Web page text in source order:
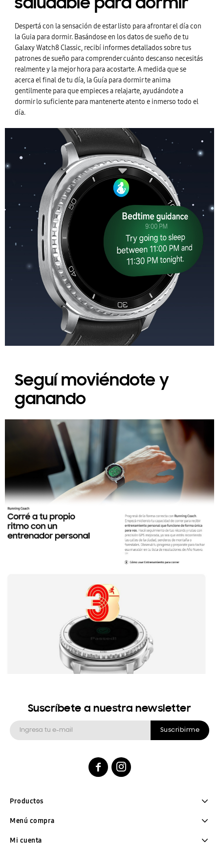
saludable para dormir
Despertá con la sensación de estar listo para afrontar el día con
la Guia para dormir. Basándose en los datos de sueño de tu
Galaxy Watch8 Classic, recibí informes detallados sobre tus
patrones de sueño para comprender cuánto descanso necesitás
realmente y la mejor hora para acostarte. A medida que se
acerca el final de tu día, la Guía para dormir te anima
gentilmente para que empieces a relajarte, ayudándote a
dormir lo suficiente para mantenerte atento e inmerso todo el
día.
Seguí moviéndote y
ganando
Menú compra
Mi cuenta
Productos
Suscríbete a nuestra newsletter
Suscribirme
 